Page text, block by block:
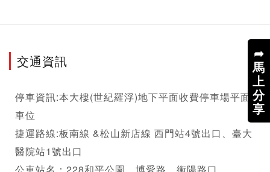
➦
馬
上
分
享
交通資訊
停車資訊:本大樓(世紀羅浮)地下平面收費停車場平面
車位
捷運路線:板南線 &松山新店線 西門站4號出口、臺大
醫院站1號出口
公車站名：228和平公園、博愛路、衡陽路口